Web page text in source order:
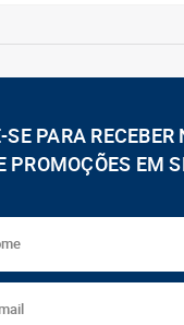
PARA RECEBER
PROMOÇÕES EM